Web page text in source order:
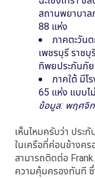
สถานพยาบาล
88 แห่ง
ภาคตะวัน
เพชรบุรี ราช
ทิพยประกันภั
ภาคใต้ มีโ
65 แห่ง แบบไ
ข้อมูล: พฤศจิ
เห็นไหมครับว่า ประ
ในเครือที่ค่อนข้างค
สามารถติดต่อ
ความคุ้มครองทันที